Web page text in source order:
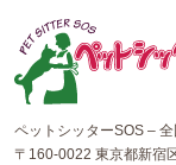
ペットシッターSOS –
〒160-0022 東京都新宿